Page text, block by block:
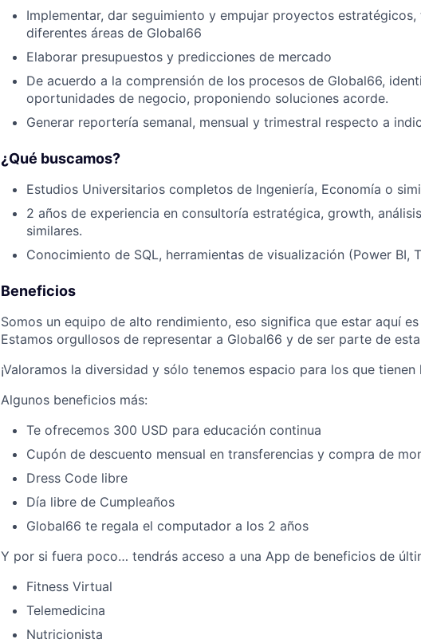
Implementar, dar seguimiento y empujar proyectos
diferentes áreas de Global66
Elaborar presupuestos y predicciones de mercado
De acuerdo a la comprensión de los procesos de Global66,
oportunidades de negocio, proponiendo soluciones acorde.
Generar reportería semanal, mensual y trimestral respecto a
¿Qué buscamos?
Estudios Universitarios completos de Ingeniería, Economía o
2 años de experiencia en consultoría estratégica, growth,
similares.
Conocimiento de SQL, herramientas de visualización (Power BI,
Beneficios
Somos un equipo de alto rendimiento, eso significa que estar aquí
Estamos orgullosos de representar a Global66 y de ser parte de
¡Valoramos la diversidad y sólo tenemos espacio para los que
Algunos beneficios más:
Te ofrecemos 300 USD para educación continua
Cupón de descuento mensual en transferencias y compra de
Dress Code libre
Día libre de Cumpleaños
Global66 te regala el computador a los 2 años
Y por si fuera poco… tendrás acceso a una App de beneficios de
Fitness Virtual
Telemedicina
Nutricionista